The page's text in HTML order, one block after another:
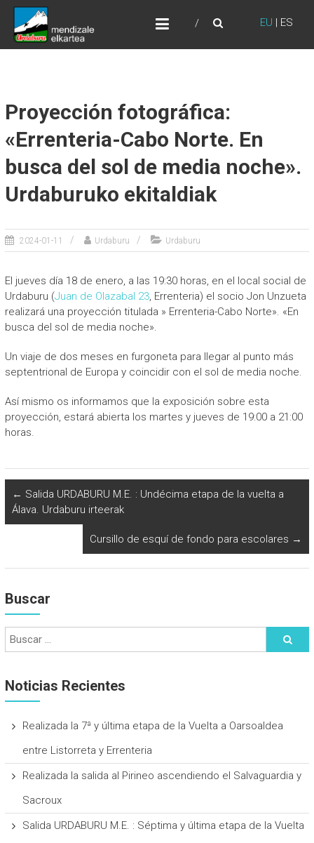
Skip
content
EU | ES
URDABURU
Grupo de Montaña
Proyección fotográfica:
«Errenteria-Cabo Norte. En
busca del sol de media noche».
Urdaburuko ekitaldiak
2024-01-11 Urdaburu Urdaburu
El jueves día 18 de enero, a las 19:30 horas, en el local social de
Urdaburu (Juan de Olazabal 23, Errenteria) el socio Jon Unzueta
realizará una proyección titulada » Errenteria-Cabo Norte». «En
busca del sol de media noche».
Un viaje de dos meses en furgoneta para llegar al punto más
septentrional de Europa y coincidir con el sol de media noche.
Así mismo os informamos que la exposición sobre esta
proyección, estará abierta los martes y jueves de 19:00 a 21:00
horas.
← Salida URDABURU M.E. : Undécima etapa de la vuelta a
Álava. Urdaburu irteerak
Cursillo de esquí de fondo para escolares →
Buscar
Noticias Recientes
Realizada la 7ª y última etapa de la Vuelta a Oarsoaldea
entre Listorreta y Errenteria
Realizada la salida al Pirineo ascendiendo el Salvaguardia y
Sacroux
Salida URDABURU M.E. : Séptima y última etapa de la Vuelta